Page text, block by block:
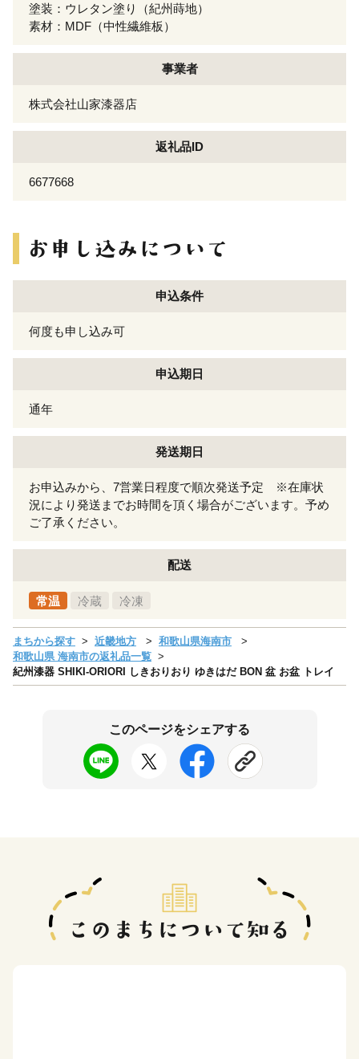
塗装：ウレタン塗り（紀州蒔地）
素材：MDF（中性繊維板）
事業者
株式会社山家漆器店
返礼品ID
6677668
申込条件
何度も申し込み可
申込期日
通年
発送期日
お申込みから、7営業日程度で順次発送予定 ※在庫状
況により発送までお時間を頂く場合がございます。予め
ご了承ください。
配送
常温 冷蔵 冷凍
まちから探す 近畿地方
和歌山県海南市
和歌山県 海南市の返礼品一覧
紀州漆器 SHIKI-ORIORI しきおりおり ゆきはだ BON 盆 お盆 トレイ
このページをシェアする